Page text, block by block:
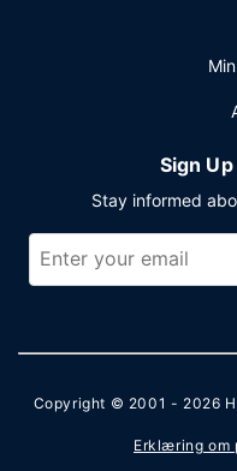
Sign
Stay informed
Copyright © 2001 - 2026
Erklæring om